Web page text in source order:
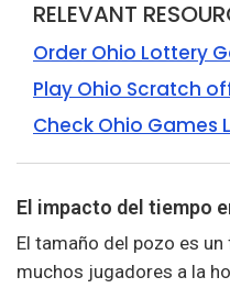
RELEVANT
Order Ohio Lottery
Play Ohio Scratch
Check Ohio Games
El impacto del tiempo
El tamaño del pozo es
muchos jugadores a la